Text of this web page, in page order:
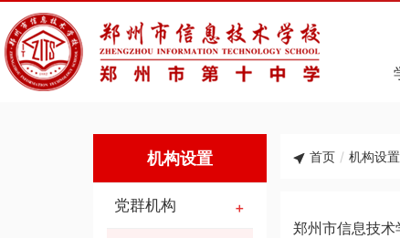
机构设置
党群机构
首页 / 机构设置
郑州市信息技